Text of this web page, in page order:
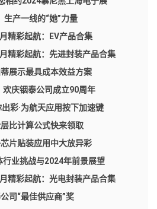
生产一线的“她”力量
精彩起航：EV产品合集
精彩起航：先进封装产品合集
展示最具成本效益方案
欢庆铟泰公司成立90周年
彩·为航天应用按下加速键
比计算公式快来领取
片贴装应用中大放异彩
业挑战与2024年前景展望
精彩起航：光电封装产品合集
司“最佳供应商”奖